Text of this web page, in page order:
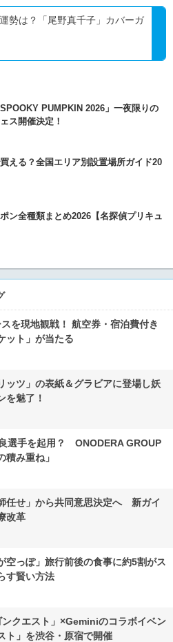
勢は？「尾野真千子」カバーガ
PUMPKIN 2026」一夜限りの
ス開催決定！
える？全国エリア別設置場所ガイド20
ン全種類まとめ2026【名探偵プリキュ
を現地観戦！ 航空券・宿泊費付き
ット」が当たる
ッツ」の表紙＆グラビアに登場し妖
を魅了！
選手を起用？ ONODERA GROUP
積み重ね」
任せ」から共同意思決定へ 新ガイ
改革
空っぽ」旅行前後の食事に約5割がス
す賢い方法
クエスト」×Geminiのコラボイベン
ト」を渋谷・原宿で開催